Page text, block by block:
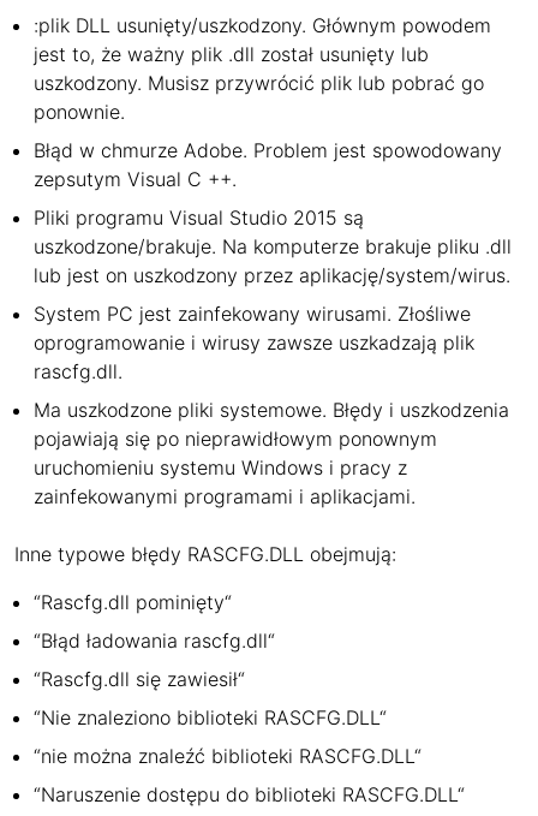
:plik DLL usunięty/uszkodzony. Głównym powodem
jest to, że ważny plik .dll został usunięty lub
uszkodzony. Musisz przywrócić plik lub pobrać go
ponownie.
Błąd w chmurze Adobe. Problem jest spowodowany
zepsutym Visual C ++.
Pliki programu Visual Studio 2015 są
uszkodzone/brakuje. Na komputerze brakuje pliku .dll
lub jest on uszkodzony przez aplikację/system/wirus.
System PC jest zainfekowany wirusami. Złośliwe
oprogramowanie i wirusy zawsze uszkadzają plik
rascfg.dll.
Ma uszkodzone pliki systemowe. Błędy i uszkodzenia
pojawiają się po nieprawidłowym ponownym
uruchomieniu systemu Windows i pracy z
zainfekowanymi programami i aplikacjami.
Inne typowe błędy RASCFG.DLL obejmują:
“Rascfg.dll pominięty“
“Błąd ładowania rascfg.dll“
“Rascfg.dll się zawiesił“
“Nie znaleziono biblioteki RASCFG.DLL“
“nie można znaleźć biblioteki RASCFG.DLL“
“Naruszenie dostępu do biblioteki RASCFG.DLL“